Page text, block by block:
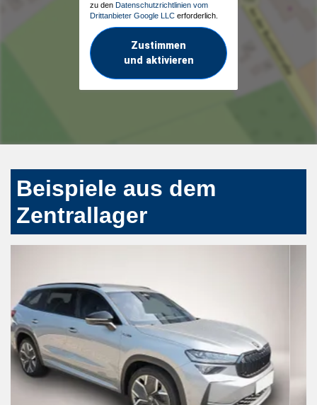
zu den Datenschutzrichtlinien vom
Drittanbieter Google LLC erforderlich.
Zustimmen
und aktivieren
Beispiele aus dem
Zentrallager